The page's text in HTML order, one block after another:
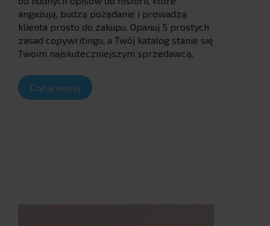
angażują, budzą pożądanie i prowadzą
klienta prosto do zakupu. Opanuj 5 prostych
zasad copywritingu, a Twój katalog stanie się
Twoim najskuteczniejszym sprzedawcą.
Czytaj więcej